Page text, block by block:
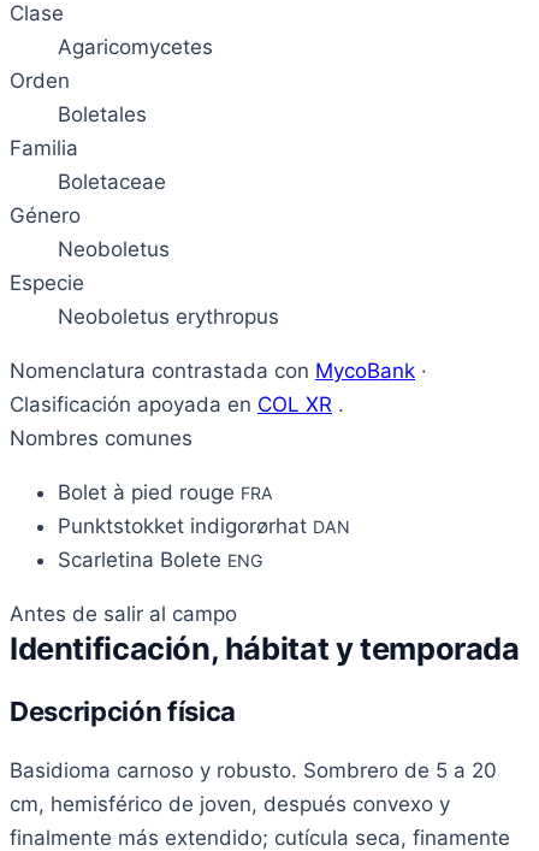
Clase
Agaricomycetes
Orden
Boletales
Familia
Boletaceae
Género
Neoboletus
Especie
Neoboletus erythropus
Nomenclatura contrastada con MycoBank ·
Clasificación apoyada en COL XR .
Nombres comunes
Bolet à pied rouge FRA
Punktstokket indigorørhat DAN
Scarletina Bolete ENG
Antes de salir al campo
Identificación, hábitat y temporada
Descripción física
Basidioma carnoso y robusto. Sombrero de 5 a 20
cm, hemisférico de joven, después convexo y
finalmente más extendido; cutícula seca, finamente